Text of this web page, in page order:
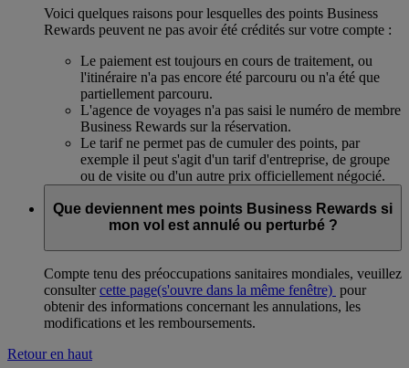
Voici quelques raisons pour lesquelles des points Business
Rewards peuvent ne pas avoir été crédités sur votre compte :
Le paiement est toujours en cours de traitement, ou
l'itinéraire n'a pas encore été parcouru ou n'a été que
partiellement parcouru.
L'agence de voyages n'a pas saisi le numéro de membre
Business Rewards sur la réservation.
Le tarif ne permet pas de cumuler des points, par
exemple il peut s'agit d'un tarif d'entreprise, de groupe
ou de visite ou d'un autre prix officiellement négocié.
Que deviennent mes points Business Rewards si
mon vol est annulé ou perturbé ?
Compte tenu des préoccupations sanitaires mondiales, veuillez
consultercette page(s'ouvre dans la même fenêtre) pour
obtenir des informations concernant les annulations, les
modifications et les remboursements.
Retour en haut